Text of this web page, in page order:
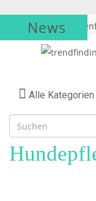
√News
Alle Kategorien